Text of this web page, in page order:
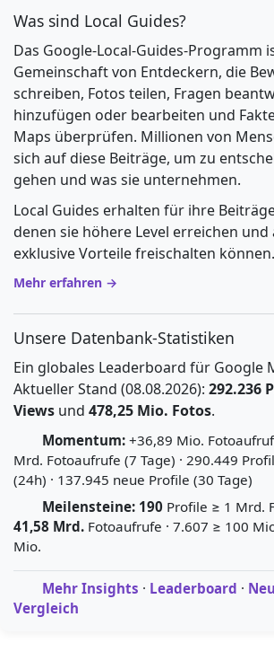
Was sind Local Guides?
Das Google-Local-Guides-Programm
Gemeinschaft von Entdeckern, die
schreiben, Fotos teilen, Fragen
hinzufügen oder bearbeiten und
Maps überprüfen. Millionen von
sich auf diese Beiträge, um zu
gehen und was sie unternehmen.
Local Guides erhalten für ihre
denen sie höhere Level erreichen
exklusive Vorteile freischalten können.
Mehr erfahren →
Unsere Datenbank-Statistiken
Ein globales Leaderboard für Google
Aktueller Stand (08.08.2026): 292.236
Views und 478,25 Mio. Fotos.
Momentum: +36,89 Mio.
Mrd. Fotoaufrufe (7 Tage) · 290.449
(24h) · 137.945 neue Profile (30 Tage)
Meilensteine: 190 Profile ≥ 1 Mrd.
41,58 Mrd. Fotoaufrufe · 7.607 ≥ 100
Mio.
Mehr Insights · Leaderboard ·
Vergleich